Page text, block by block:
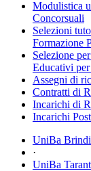
Modulistica
Concorsuali
Selezioni
Formazione
Selezione
Educativi
Assegni di
Contratti di
Incarichi di
Incarichi
UniBa
·
UniBa